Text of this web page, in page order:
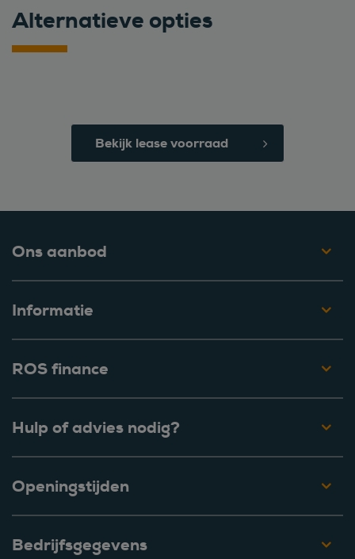
Alternatieve opties
Bekijk lease voorraad
Ons aanbod
Informatie
ROS finance
Hulp of advies nodig?
Openingstijden
Bedrijfsgegevens